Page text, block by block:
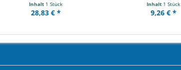
Inhalt 1 Stück
28,83 € *
Inhalt 1 Stück
9,26 € *